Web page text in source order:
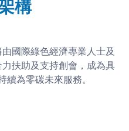
構
國際綠色經濟專業人士及
扶助及支持創會，成為具
續為零碳未來服務。